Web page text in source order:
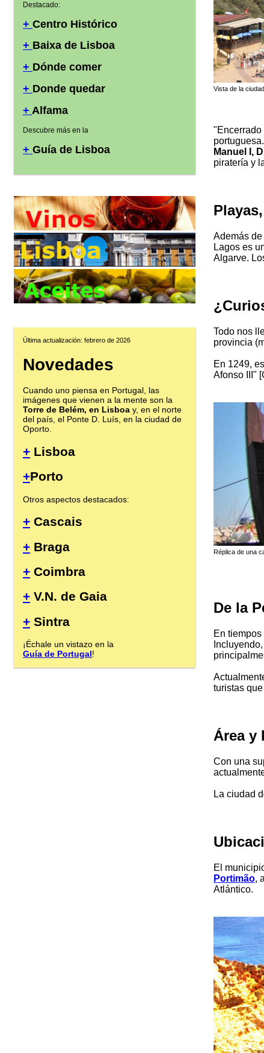
Destacado:
+ Centro Histórico
+ Baixa de Lisboa
+ Dónde comer
+ Donde quedar
+ Alfama
Descubre más en la
+ Guía de Lisboa
Última actualización: febrero de 2026
Novedades
Cuando uno piensa en Portugal, las
imágenes que vienen a la mente son la
Torre de Belém, en Lisboa y, en el norte
del país, el Ponte D. Luís, en la ciudad de
Oporto.
+ Lisboa
+Porto
Otros aspectos destacados:
+ Cascais
+ Braga
+ Coimbra
+ V.N. de Gaia
+ Sintra
¡Échale un vistazo en la
Guía de Portugal!
Vista de la
"Encerrado
Manuel I,
piratería y
Además
Lagos es
Algarve.
Todo nos
provincia
En 1249,
Afonso III"
Réplica de una
De la
En
Incluyendo,
turistas
Área y
Con una
La ciudad
El
Portimão,
Atlántico.